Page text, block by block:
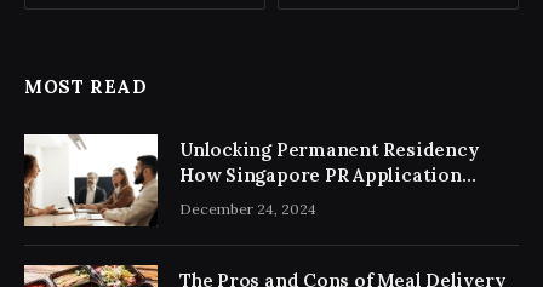
MOST READ
Unlocking Permanent Residency
How Singapore PR Application
Consultancy Simplifies the Process
December 24, 2024
The Pros and Cons of Meal Delivery